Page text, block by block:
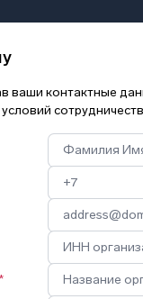
ваши контактные
*